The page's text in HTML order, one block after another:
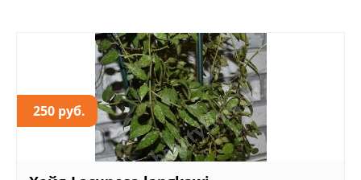
250 руб.